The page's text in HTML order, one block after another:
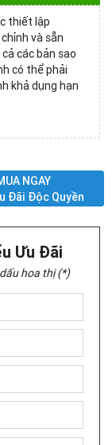
thiết lập
và sẵn
các bản sao
có thể phải
khả dụng hạn
NGAY
Đãi Độc Quyền
Ưu Đãi
hoa thị (*)